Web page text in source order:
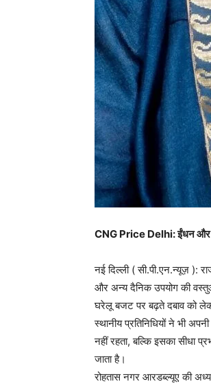
CNG Price Delhi: ईंधन और
नई दिल्ली ( सी.पी.एन.न्यूज़ ):
और अन्य दैनिक उपयोग की
घरेलू बजट पर बढ़ते दबाव को
स्थानीय प्रतिनिधियों ने भी
नहीं रहता, बल्कि इसका सीधा
जाता है।
रोहतास नगर आरडब्ल्यूए की